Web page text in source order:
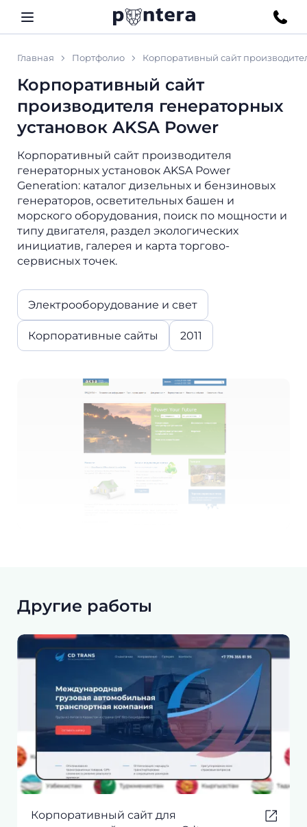
Главная Портфолио Корпоративный сайт
Корпоративный сайт
производителя генераторных
установок AKSA Power
Корпоративный сайт производителя
генераторных установок AKSA Power
Generation: каталог дизельных и бензиновых
генераторов, осветительных башен и
морского оборудования, поиск по мощности и
типу двигателя, раздел экологических
инициатив, галерея и карта торгово-
сервисных точек.
Электрооборудование и свет
Корпоративные сайты 2011
Другие работы
Корпоративный сайт для